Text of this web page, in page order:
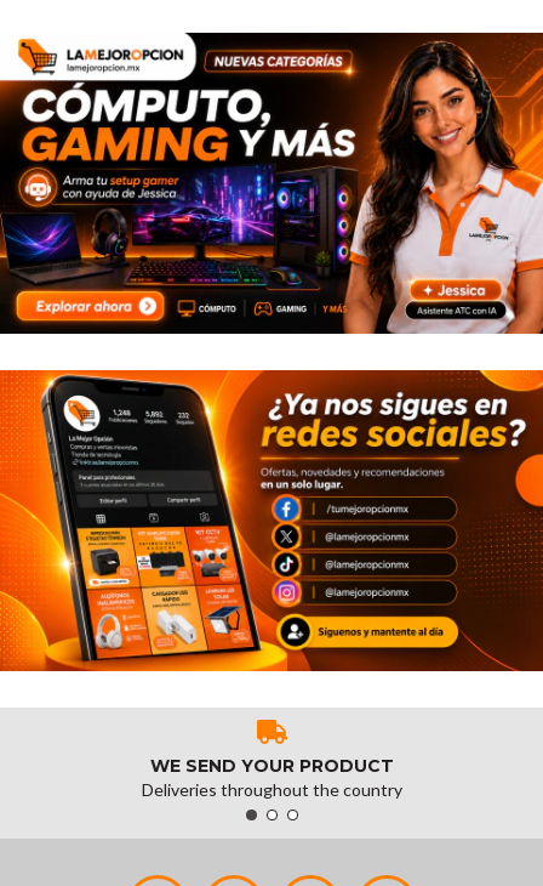
WE SEND YOUR PRODUCT
Deliveries throughout the country